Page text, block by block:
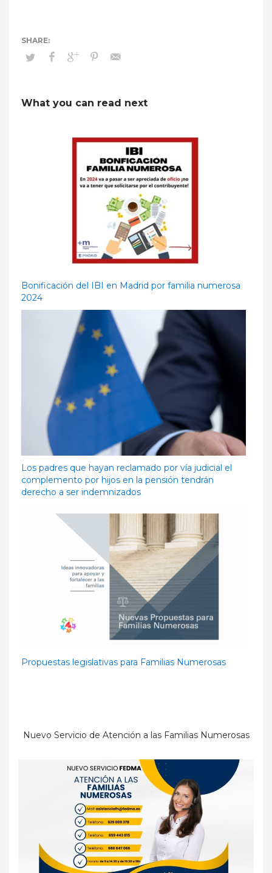
What you can read next
Bonificación del IBI en Madrid por familia numerosa
2024
Los padres que hayan reclamado por vía judicial el
complemento por hijos en la pensión tendrán
derecho a ser indemnizados
Propuestas legislativas para Familias Numerosas
Nuevo Servicio de Atención a las Familias Numerosas